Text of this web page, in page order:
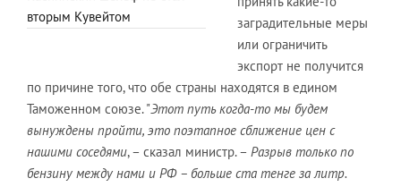
вторым Кувейтом
заградительные меры
или ограничить
экспорт не получится
по причине того, что обе страны находятся в едином
Таможенном союзе. "Этот путь когда-то мы будем
вынуждены пройти, это поэтапное сближение цен с
нашими соседями, – сказал министр. – Разрыв только по
бензину между нами и РФ – больше ста тенге за литр.